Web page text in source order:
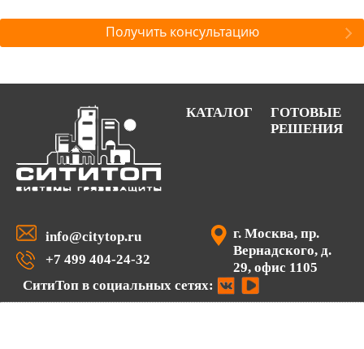
Получить консультацию
КАТАЛОГ
ГОТОВЫЕ
РЕШЕНИЯ
info@citytop.ru
+7 499 404-24-32
г. Москва, пр.
Вернадского, д.
29, офис 1105
СитиТоп в социальных сетях: